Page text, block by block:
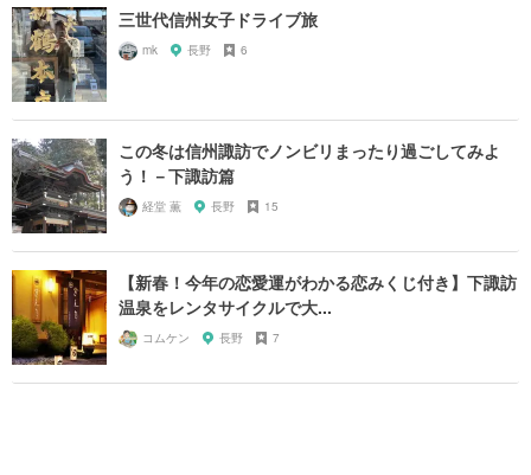
三世代信州女子ドライブ旅
mk 長野 6
この冬は信州諏訪でノンビリまったり過ごしてみよ
う！－下諏訪篇
経堂 薫 長野 15
【新春！今年の恋愛運がわかる恋みくじ付き】下諏訪
温泉をレンタサイクルで大...
コムケン 長野 7